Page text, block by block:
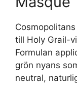
till Holy Grail-
Formulan
grön nyans
neutral,